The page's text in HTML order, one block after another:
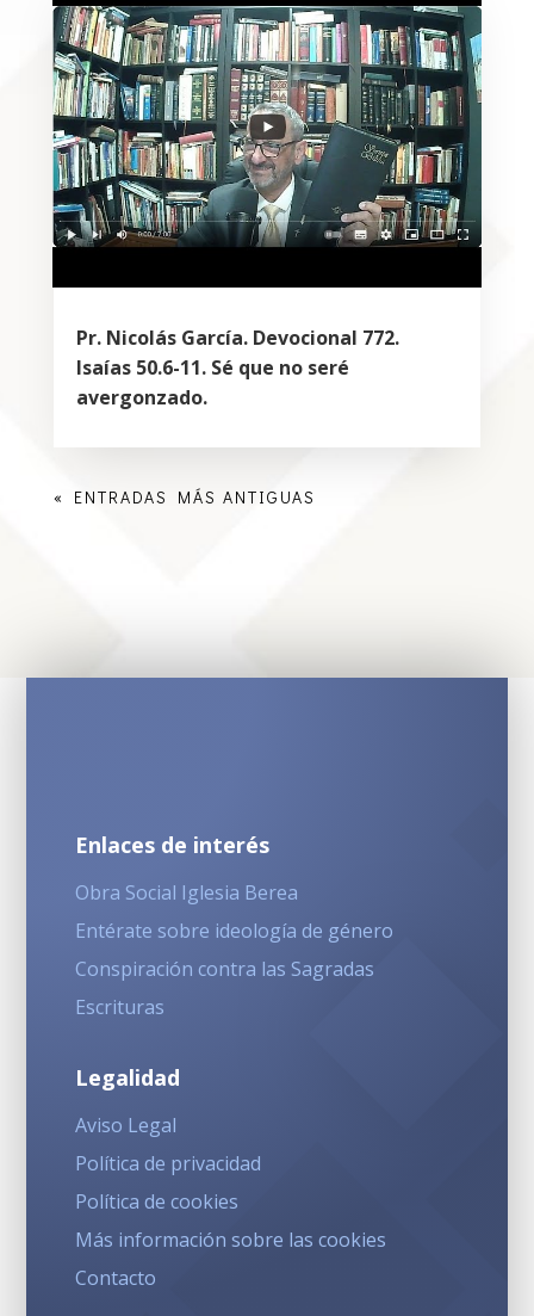
Pr. Nicolás García. Devocional 772.
Isaías 50.6-11. Sé que no seré
avergonzado.
« ENTRADAS MÁS ANTIGUAS
Enlaces de interés
Obra Social Iglesia Berea
Entérate sobre ideología de género
Conspiración contra las Sagradas
Escrituras
Legalidad
Aviso Legal
Política de privacidad
Política de cookies
Más información sobre las cookies
Contacto